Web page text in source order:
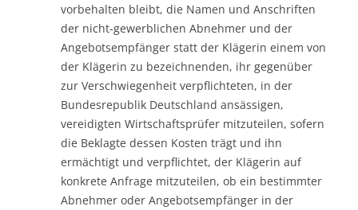
vorbehalten bleibt, die Namen und Anschriften
der nicht-gewerblichen Abnehmer und der
Angebotsempfänger statt der Klägerin einem von
der Klägerin zu bezeichnenden, ihr gegenüber
zur Verschwiegenheit verpflichteten, in der
Bundesrepublik Deutschland ansässigen,
vereidigten Wirtschaftsprüfer mitzuteilen, sofern
die Beklagte dessen Kosten trägt und ihn
ermächtigt und verpflichtet, der Klägerin auf
konkrete Anfrage mitzuteilen, ob ein bestimmter
Abnehmer oder Angebotsempfänger in der